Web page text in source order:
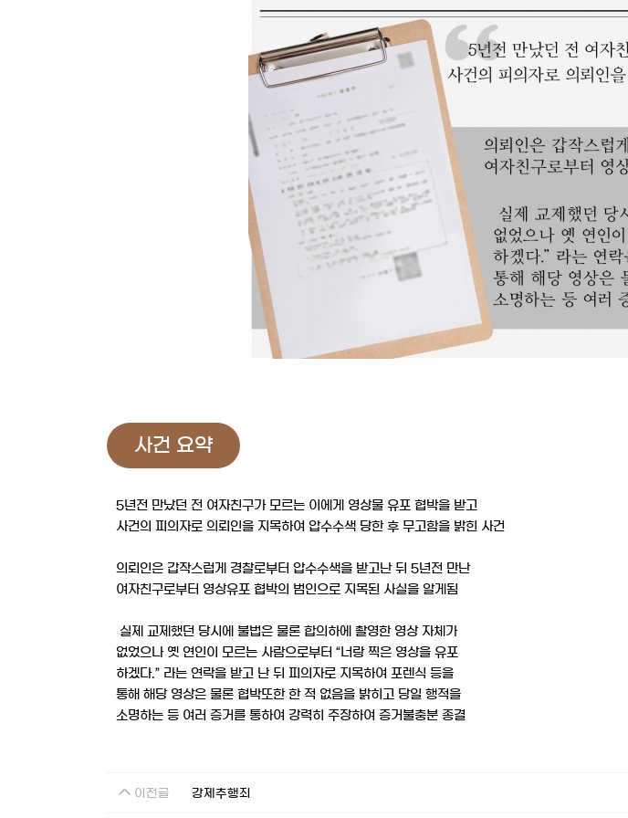
사건 요약
5년전 만났던 전 여자친구가 모르는 이에게 영상물 유포 협박을 받고
사건의 피의자로 의뢰인을 지목하여 압수수색 당한 후 무고함을 밝힌 사건
의뢰인은 갑작스럽게 경찰로부터 압수수색을 받고난 뒤 5년전 만난
여자친구로부터 영상유포 협박의 범인으로 지목된 사실을 알게됨
실제 교제했던 당시에 불법은 물론 합의하에 촬영한 영상 자체가
없었으나 옛 연인이 모르는 사람으로부터 “너랑 찍은 영상을 유포
하겠다.” 라는 연락을 받고 난 뒤 피의자로 지목하여 포렌식 등을
통해 해당 영상은 물론 협박또한 한 적 없음을 밝히고 당일 행적을
소명하는 등 여러 증거를 통하여 강력히 주장하여 증거불충분 종결
이전글 강제추행죄